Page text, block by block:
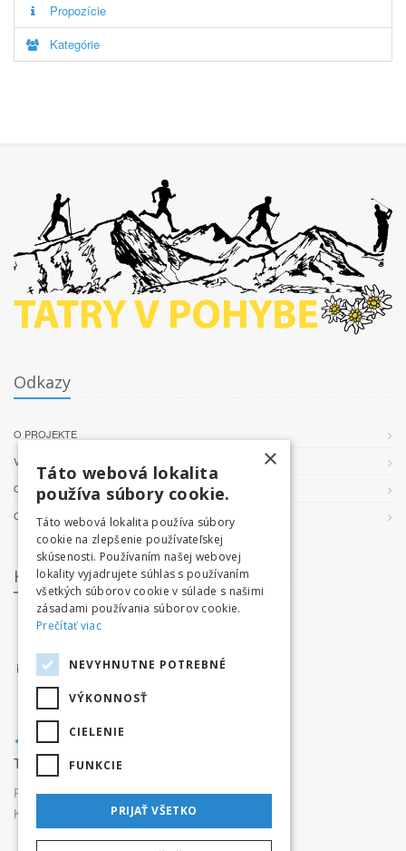
Propozície
Kategórie
Odkazy
O PROJEKTE
VŠEOBECNÉ PODMIENKY
OCHRANA OSOBNÝCH ÚDAJOV
COOKIES
Kontakt
facebook.com/tatryvpohybe
info@tatryvpohybe.sk
Tatryvpohybe.sk je súčasťou pretekaj.sk
Prevádzkovateľ:Originals, s.r.o.,
Karpatská 3256/15, 05801 Poprad
×
Táto webová lokalita
používa súbory cookie.
Táto webová lokalita používa súbory
cookie na zlepšenie používateľskej
skúsenosti. Používaním našej webovej
lokality vyjadrujete súhlas s používaním
všetkých súborov cookie v súlade s našimi
zásadami používania súborov cookie.
Prečítať viac
NEVYHNUTNE POTREBNÉ
VÝKONNOSŤ
CIELENIE
FUNKCIE
PRIJAŤ VŠETKO